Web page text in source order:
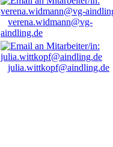
verena.widmann@vg-
aindling.de
julia.wittkopf@aindling.de